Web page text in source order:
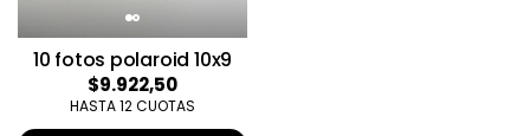
10 fotos polaroid 10x9
$9.922,50
HASTA 12 CUOTAS